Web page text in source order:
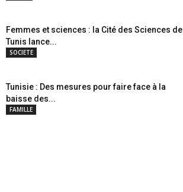
Femmes et sciences : la Cité des Sciences de
Tunis lance...
SOCIETE
Tunisie : Des mesures pour faire face à la
baisse des...
FAMILLE